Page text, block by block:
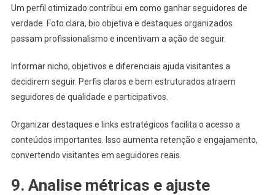
Um perfil otimizado contribui em como ganhar seguidores de
verdade. Foto clara, bio objetiva e destaques organizados
passam profissionalismo e incentivam a ação de seguir.
Informar nicho, objetivos e diferenciais ajuda visitantes a
decidirem seguir. Perfis claros e bem estruturados atraem
seguidores de qualidade e participativos.
Organizar destaques e links estratégicos facilita o acesso a
conteúdos importantes. Isso aumenta retenção e engajamento,
convertendo visitantes em seguidores reais.
9. Analise métricas e ajuste